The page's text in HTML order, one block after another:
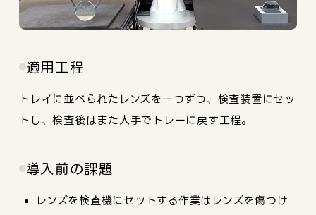
適用工程
トレイに並べられたレンズを一つずつ、検査装置にセッ
トし、検査後はまた人手でトレーに戻す工程。
導入前の課題
レンズを検査機にセットする作業はレンズを傷つけ